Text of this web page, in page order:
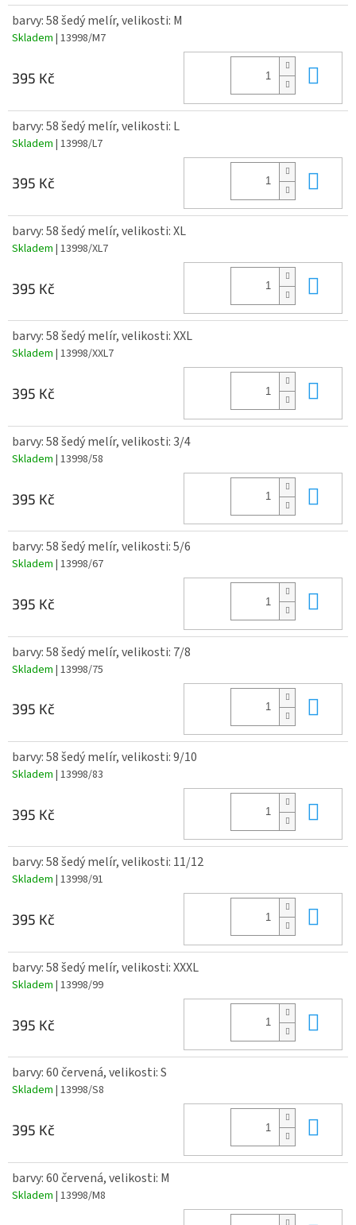
barvy: 58 šedý melír, velikosti: M
Skladem | 13998/M7
395 Kč
barvy: 58 šedý melír, velikosti: L
Skladem | 13998/L7
395 Kč
barvy: 58 šedý melír, velikosti: XL
Skladem | 13998/XL7
395 Kč
barvy: 58 šedý melír, velikosti: XXL
Skladem | 13998/XXL7
395 Kč
barvy: 58 šedý melír, velikosti: 3/4
Skladem | 13998/58
395 Kč
barvy: 58 šedý melír, velikosti: 5/6
Skladem | 13998/67
395 Kč
barvy: 58 šedý melír, velikosti: 7/8
Skladem | 13998/75
395 Kč
barvy: 58 šedý melír, velikosti: 9/10
Skladem | 13998/83
395 Kč
barvy: 58 šedý melír, velikosti: 11/12
Skladem | 13998/91
395 Kč
barvy: 58 šedý melír, velikosti: XXXL
Skladem | 13998/99
395 Kč
barvy: 60 červená, velikosti: S
Skladem | 13998/S8
395 Kč
barvy: 60 červená, velikosti: M
Skladem | 13998/M8